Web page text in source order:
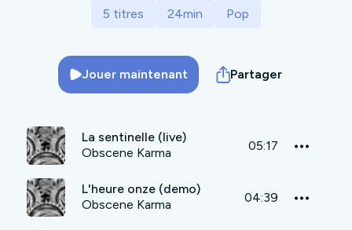
5 titres 24min Pop
Jouer maintenant Partager
La sentinelle (live)
Obscene Karma
05:17
L'heure onze (demo)
Obscene Karma
04:39